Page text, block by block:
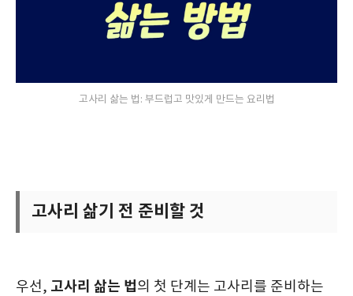
고사리 삶는 법: 부드럽고 맛있게 만드는 요리법
고사리 삶기 전 준비할 것
우선, 고사리 삶는 법의 첫 단계는 고사리를 준비하는